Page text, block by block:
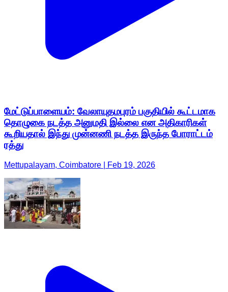
மேட்டுப்பாளையம்: வேலாயுதமபுரம் பகுதியில் கூட்டமாக
தொழுகை நடத்த அனுமதி இல்லை என அதிகாரிகள்
கூறியதால் இந்து முன்னணி நடத்த இருந்த போராட்டம்
ரத்து
Mettupalayam, Coimbatore | Feb 19, 2026